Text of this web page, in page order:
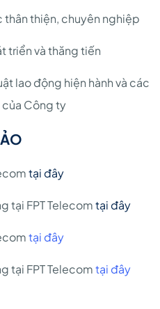
thân thiện, chuyên nghiệp
triển và thăng tiến
lao động hiện hành và các
Công ty
tại đây
tại FPT Telecomtại đây
tại đây
tại FPT Telecomtại đây